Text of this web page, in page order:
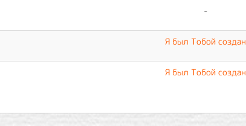
-
Я был Тобой создан
Я был Тобой создан